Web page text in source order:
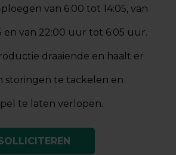
van 6:00 tot 14:05, van
en van 22:00 uur tot 6:05 uur.
draaiende en haalt er
storingen te tackelen en
te laten verlopen.